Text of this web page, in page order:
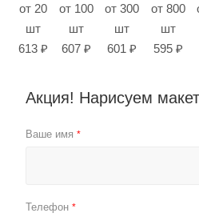
от 20
шт
613 ₽
от 100
шт
607 ₽
от 300
шт
601 ₽
от 800
шт
595 ₽
Акция! Нарисуем
Ваше имя *
Телефон *